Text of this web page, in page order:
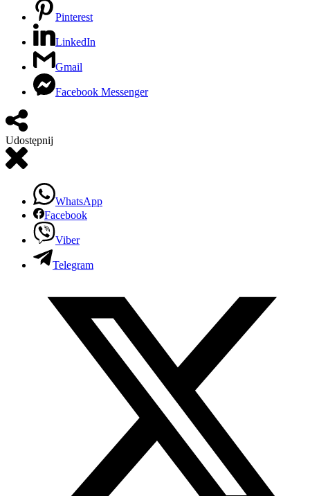
Pinterest
LinkedIn
Gmail
Facebook Messenger
Udostępnij
WhatsApp
Facebook
Viber
Telegram